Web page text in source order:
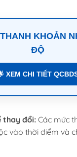
KHOẢN
ĐỘ
XEM CHI TIẾT
thay đổi:Các mức
vào thời điểm và